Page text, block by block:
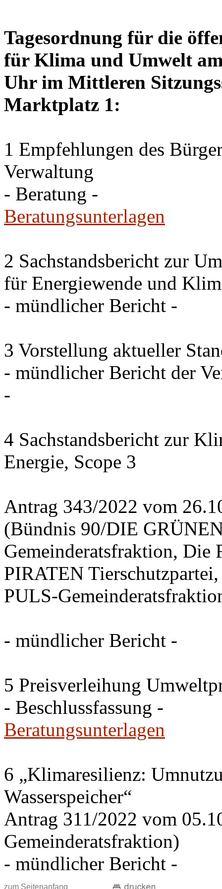
Tagesordnung für die
für Klima und Umwelt
Uhr im Mittleren
Marktplatz 1:
1 Empfehlungen des
Verwaltung
- Beratung -
Beratungsunterlagen
2 Sachstandsbericht zur
für Energiewende und
- mündlicher Bericht -
3 Vorstellung aktueller
- mündlicher Bericht der
-
4 Sachstandsbericht zur
Energie, Scope 3
Antrag 343/2022 vom
(Bündnis 90/DIE
Gemeinderatsfraktion,
PIRATEN
PULS-
- mündlicher Bericht -
5 Preisverleihung
- Beschlussfassung -
Beratungsunterlagen
6 „Klimaresilienz:
Wasserspeicher“
Antrag 311/2022 vom
Gemeinderatsfraktion)
- mündlicher Bericht -
zum Seitenanfang